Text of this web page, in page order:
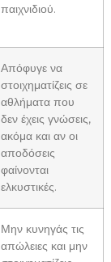
παιχνιδιού.
Απόφυγε να
στοιχηματίζεις σε
αθλήματα που
δεν έχεις γνώσεις,
ακόμα και αν οι
αποδόσεις
φαίνονται
ελκυστικές.
Μην κυνηγάς τις
απώλειες και μην